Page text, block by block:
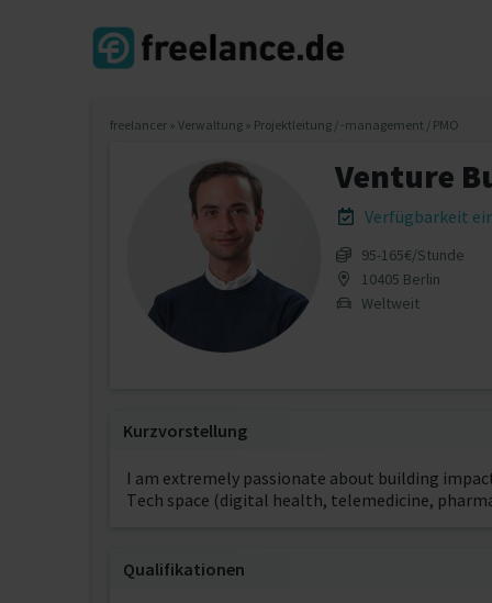
freelancer » Verwaltung » Projektleitung / -management / PMO
Venture
Verfügbarkeit
95‐165€/Stunde
10405 Berlin
Weltweit
Kurzvorstellung
I am extremely passionate about building
Tech space (digital health, telemedicine,
Qualifikationen